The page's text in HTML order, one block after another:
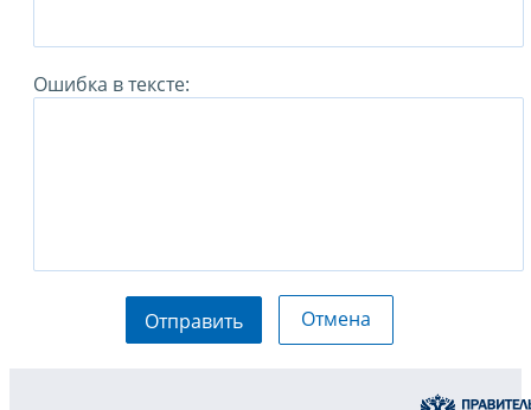
Ошибка в тексте:
Отправить Отмена